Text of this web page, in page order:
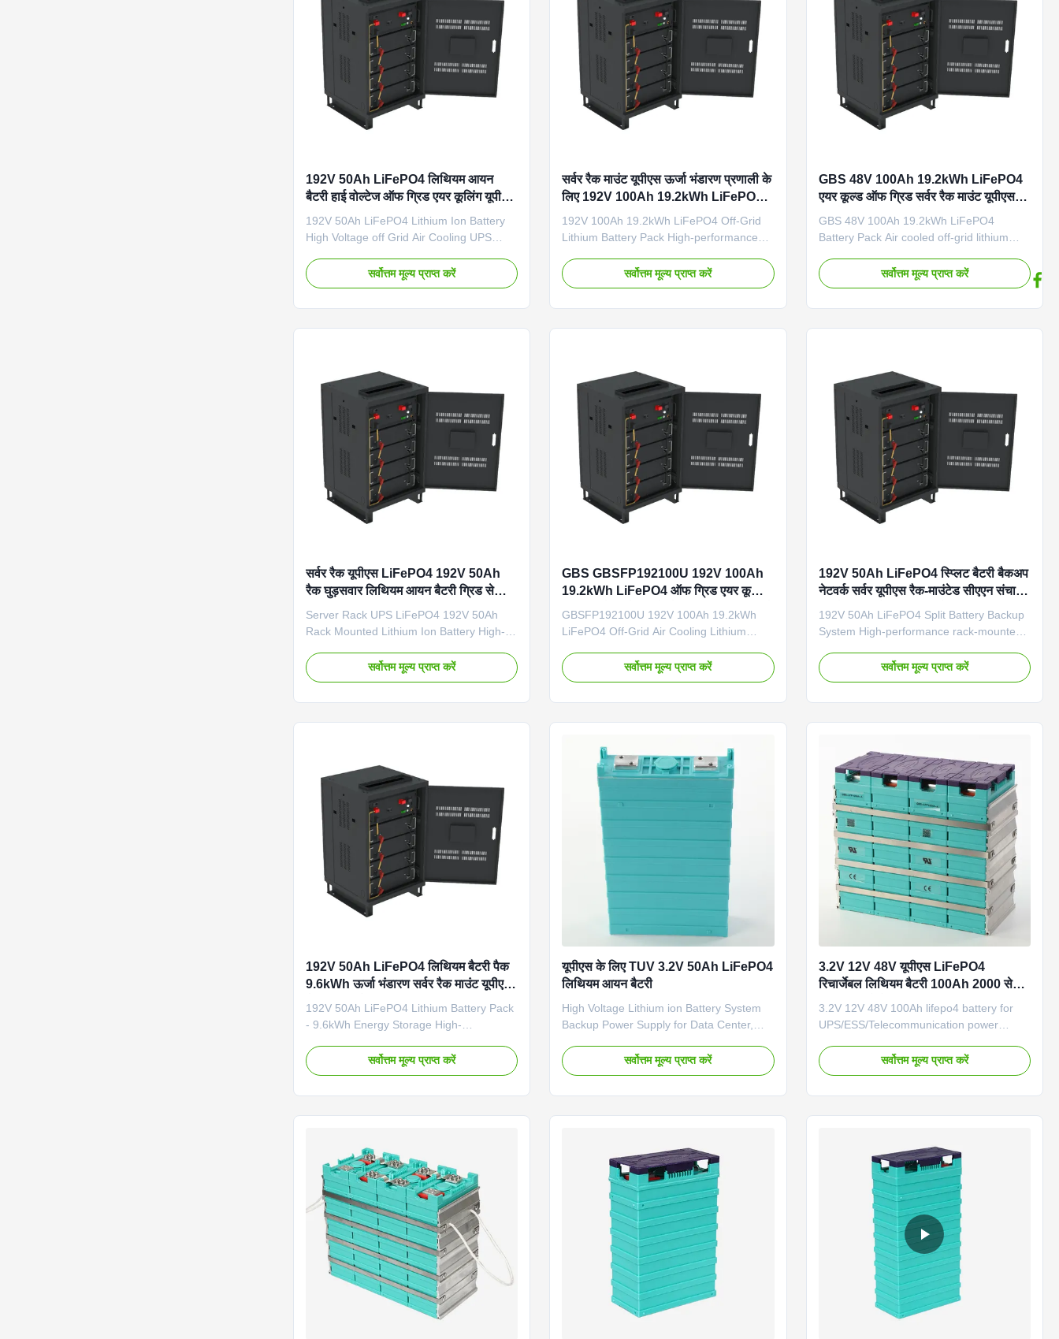
Key Features High energy density 9.6kWh
capacity Rack-mount design for server
room
storage in off-grid applications. The rack-
mounted configuration provides easy
192V 50Ah LiFePO4 लिथियम आयन
बैटरी हाई वोल्टेज ऑफ ग्रिड एयर कूलिंग यूपीएस
एनर्जी स्टोरेज बैकअप पावर सिस्टम
192V 50Ah LiFePO4 Lithium Ion Battery
High Voltage off Grid Air Cooling UPS
Product Overview This high-performance
192V 50Ah LiFePO4 lithium battery
cooling technology and robust
construction for long-lasting performance.
Product Images Technical Specifications
Battery Type LiFePO4 Grid
सर्वोत्तम मूल्य प्राप्त करें
सर्वर रैक माउंट यूपीएस ऊर्जा भंडारण प्रणाली के
लिए 192V 100Ah 19.2kWh LiFePO4
ग्रिड बंद लिथियम बैटरी पैक
192V 100Ah 19.2kWh LiFePO4 Off-Grid
Lithium Battery Pack High-performance
system designed for reliable off-grid
power applications. Technical
Communication Port RS485, CAN, RS-232
Protection Class IP20 Cooling Air Cooling
Product Features This 19.2kWh lithium
iron phosphate battery pack offers
superior energy
सर्वोत्तम मूल्य प्राप्त करें
GBS 48V 100Ah 19.2kWh LiFePO4
एयर कूल्ड ऑफ ग्रिड सर्वर रैक माउंट यूपीएस
ऊर्जा भंडारण प्रणाली के लिए लिथियम बैटरी पैक
GBS 48V 100Ah 19.2kWh LiFePO4
Battery Pack Air cooled off-grid lithium
mount UPS and energy storage systems.
Product Overview Technical Specifications
RS485, CAN, RS-232 Protection Class
IP20 Cooling System Air Cooling
Additional Product Views
सर्वोत्तम मूल्य प्राप्त करें
सर्वर रैक यूपीएस LiFePO4 192V 50Ah
रैक घुड़सवार लिथियम आयन बैटरी ग्रिड से
बाहर
Server Rack UPS LiFePO4 192V 50Ah
Rack Mounted Lithium Ion Battery High-
phosphate battery system designed for
server room UPS applications and off-grid
Weight 195KG Communication Port
RS485, CAN, RS-232 Protection Class
IP20 Cooling Air Cooling Key Features •
Rack-mounted design for easy
सर्वोत्तम मूल्य प्राप्त करें
GBS GBSFP192100U 192V 100Ah
19.2kWh LiFePO4 ऑफ ग्रिड एयर कूलिंग
लिथियम बैटरी पैक सर्वर रैक माउंट यूपीएस ऊर्जा
भंडारण के लिए
GBSFP192100U 192V 100Ah 19.2kWh
LiFePO4 Off-Grid Air Cooling Lithium
rack mount lithium battery pack designed
for UPS energy storage applications with
Connection Off Grid Model Number
GBSFP192100U Nominal Voltage 192V
Capacity 100Ah Energy Storage 19.2kWh
Dimensions (L×W×H) 600 × 600 × 1100
mm Weight 259 kg Communication Ports
सर्वोत्तम मूल्य प्राप्त करें
192V 50Ah LiFePO4 स्प्लिट बैटरी बैकअप
नेटवर्क सर्वर यूपीएस रैक-माउंटेड सीएएन संचार
ऊर्जा भंडारण के लिए ग्रिड से बाहर
192V 50Ah LiFePO4 Split Battery Backup
System High-performance rack-mounted
server backup and off-grid energy storage
applications. Features CAN
GBSFP19250U Dimension (L×W×H)
600×600×1100mm Weight 195KG
Communication Port RS485, CAN, RS-232
Protection Class IP20 Cooling Air Cooling
Key
सर्वोत्तम मूल्य प्राप्त करें
192V 50Ah LiFePO4 लिथियम बैटरी पैक
9.6kWh ऊर्जा भंडारण सर्वर रैक माउंट यूपीएस
बैटरी ग्रिड से बाहर
192V 50Ah LiFePO4 Lithium Battery Pack
- 9.6kWh Energy Storage High-
battery designed for off-grid energy
storage applications, providing reliable
Dimension (L×W×H) 600×600×1100mm
Weight 195KG Communication Port
RS485, CAN, RS-232 Protection Class
IP20 Cooling Air Cooling Additional
Product Views
सर्वोत्तम मूल्य प्राप्त करें
यूपीएस के लिए TUV 3.2V 50Ah LiFePO4
लिथियम आयन बैटरी
High Voltage Lithium ion Battery System
Backup Power Supply for Data Center,
message here, we will contact you soon.
Item Specification Model GBS-LFP50Ah-E
End of charge voltage 3.65V Standard
discharge rate 0.5C Max discharge rate
1.0C Instantaneous discharge rate 3C (
10s ) End of
सर्वोत्तम मूल्य प्राप्त करें
3.2V 12V 48V यूपीएस LiFePO4
रिचार्जेबल लिथियम बैटरी 100Ah 2000 से
अधिक चक्रों के साथ
3.2V 12V 48V 100Ah lifepo4 battery for
UPS/ESS/Telecommunication power
performance under high and low
temperature;Good safety
Minimum capacity 100Ah Internal
impedance ≤2.8mΩ Nominal voltage 12V
Cell weight 12.4kg±200g Standard
discharge conditions Constant current 50A
End-of-discharge voltage 11.2V Standard
सर्वोत्तम मूल्य प्राप्त करें